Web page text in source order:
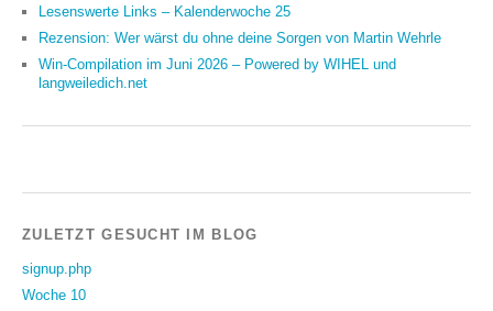
Lesenswerte Links – Kalenderwoche 25
Rezension: Wer wärst du ohne deine Sorgen von Martin Wehrle
Win-Compilation im Juni 2026 – Powered by WIHEL und
langweiledich.net
ZULETZT GESUCHT IM BLOG
signup.php
Woche 10